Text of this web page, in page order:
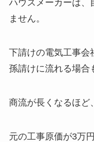
ハウスメーカーは、
ません。
下請けの電気工事会
孫請けに流れる場合
商流が長くなるほど
元の工事原価が3万